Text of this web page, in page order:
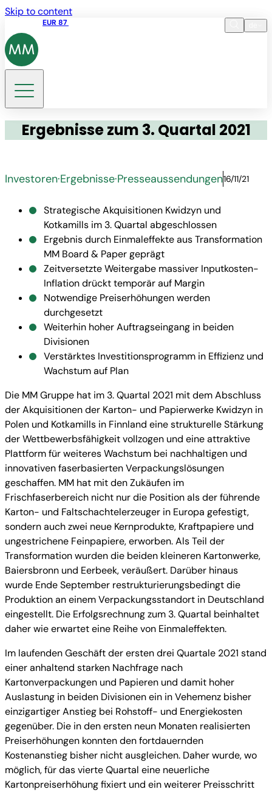
Skip to content
EUR 87
Ergebnisse zum 3. Quartal 2021
Investoren·Ergebnisse·Presseaussendungen16/11/21
Strategische Akquisitionen Kwidzyn und
Kotkamills im 3. Quartal abgeschlossen
Ergebnis durch Einmaleffekte aus Transformation
MM Board & Paper geprägt
Zeitversetzte Weitergabe massiver Inputkosten-
Inflation drückt temporär auf Margin
Notwendige Preiserhöhungen werden
durchgesetzt
Weiterhin hoher Auftragseingang in beiden
Divisionen
Verstärktes Investitionsprogramm in Effizienz und
Wachstum auf Plan
Die MM Gruppe hat im 3. Quartal 2021 mit dem Abschluss
der Akquisitionen der Karton- und Papierwerke Kwidzyn in
Polen und Kotkamills in Finnland eine strukturelle Stärkung
der Wettbewerbsfähigkeit vollzogen und eine attraktive
Plattform für weiteres Wachstum bei nachhaltigen und
innovativen faserbasierten Verpackungslösungen
geschaffen. MM hat mit den Zukäufen im
Frischfaserbereich nicht nur die Position als der führende
Karton- und Faltschachtelerzeuger in Europa gefestigt,
sondern auch zwei neue Kernprodukte, Kraftpapiere und
ungestrichene Feinpapiere, erworben. Als Teil der
Transformation wurden die beiden kleineren Kartonwerke,
Baiersbronn und Eerbeek, veräußert. Darüber hinaus
wurde Ende September restrukturierungsbedingt die
Produktion an einem Verpackungsstandort in Deutschland
eingestellt. Die Erfolgsrechnung zum 3. Quartal beinhaltet
daher wie erwartet eine Reihe von Einmaleffekten.
Im laufenden Geschäft der ersten drei Quartale 2021 stand
einer anhaltend starken Nachfrage nach
Kartonverpackungen und Papieren und damit hoher
Auslastung in beiden Divisionen ein in Vehemenz bisher
einzigartiger Anstieg bei Rohstoff- und Energiekosten
gegenüber. Die in den ersten neun Monaten realisierten
Preiserhöhungen konnten den fortdauernden
Kostenanstieg bisher nicht ausgleichen. Daher wurde, wo
möglich, für das vierte Quartal eine neuerliche
Kartonpreiserhöhung fixiert und ein weiterer Preisschritt